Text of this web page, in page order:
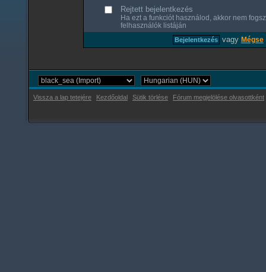
Rejtett bejelentkezés
Ha ezt a funkciót használod, akkor nem
felhasználók listáján
vagy Mégse
Vissza a lap tetejére Kezdőoldal Sütik törlése Fórum megjelölése olvasottként